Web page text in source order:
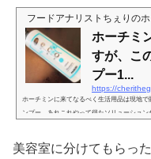
フードアナリストちぇりの
ホーチミ
すが、こ
プー1...
https://
ホーチミンに来てなるべく生活用品は現地
ンプー。あれこれやって得たソリューショ
安心か？というと…水との相性なのか、どう
美容室に分けてもらっ